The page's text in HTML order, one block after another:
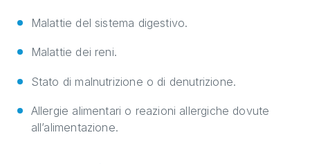
Malattie del sistema digestivo.
Malattie dei reni.
Stato di malnutrizione o di denutrizione.
Allergie alimentari o reazioni allergiche dovute
all’alimentazione.